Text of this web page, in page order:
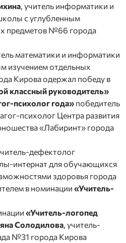
, учитель информатики и
с углубленным
предметов №66 города
математики и информатики
изучением отдельных
Кирова одержал победу в
классный руководитель»
психолог года» победитель
психолог Центра развития
«Лабиринт» города
дефектолог
интернат для обучающихся
здоровья города
в номинации «Учитель-
«Учитель-логопед
Солодилова , учитель-
№31 города Кирова